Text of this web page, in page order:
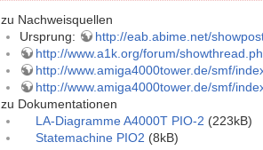
zu Nachweisquellen
Ursprung:
http://eab.abime.net/
http://www.a1k.org/forum/
http://www.amiga4000tower.de/smf/
http://www.amiga4000tower.de/smf/
zu Dokumentationen
LA-Diagramme A4000T PIO-2 (223kB)
Statemachine PIO2 (8kB)